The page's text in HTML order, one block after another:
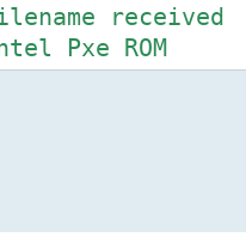
received
Pxe ROM